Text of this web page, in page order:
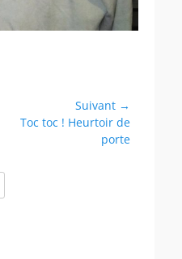
Suivant →
ArticleToc toc ! Heurtoir de
porte